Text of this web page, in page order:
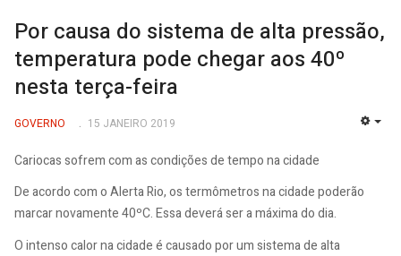
Por causa do sistema de alta pressão,
temperatura pode chegar aos 40º
nesta terça-feira
GOVERNO 15 JANEIRO 2019
Cariocas sofrem com as condições de tempo na cidade
De acordo com o Alerta Rio, os termômetros na cidade poderão
marcar novamente 40ºC. Essa deverá ser a máxima do dia.
O intenso calor na cidade é causado por um sistema de alta